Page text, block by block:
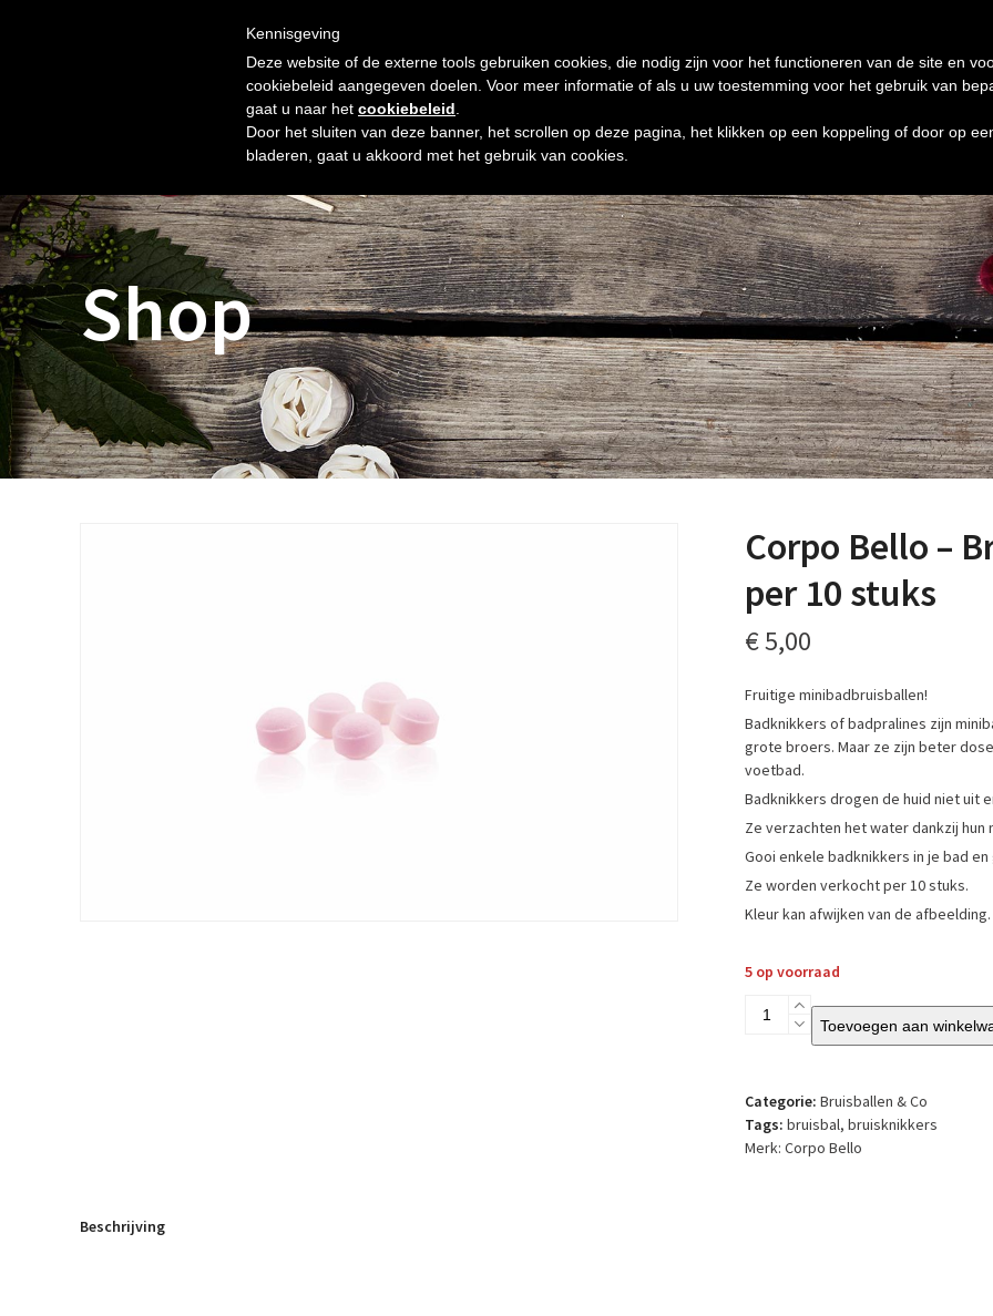
NIEUW OVER ONS
Shop
Corpo Bello –
per 10 stuks
€5,00
Fruitige minibadbruisballen!
Badknikkers of badpralines zijn
grote broers. Maar ze zijn beter
voetbad.
Badknikkers drogen de huid niet uit
Ze verzachten het water dankzij
Gooi enkele badknikkers in je bad
Ze worden verkocht per 10 stuks.
Kleur kan afwijken van de afbeelding.
5 op voorraad
Corpo
Strawberry
-
per
Toevoegen aan
Categorie: Bruisballen & Co
Tags: bruisbal, bruisknikkers
Merk: Corpo Bello
Beschrijving
Kennisgeving
Deze website of de externe tools gebruiken cookies, die nodig zijn voor het functioneren van de site en
cookiebeleid aangegeven doelen. Voor meer informatie of als u uw toestemming voor het gebruik van
gaat u naar het cookiebeleid
Door het sluiten van deze banner, het scrollen op deze pagina, het klikken op een koppeling of door op
bladeren, gaat u akkoord met het gebruik van cookies.